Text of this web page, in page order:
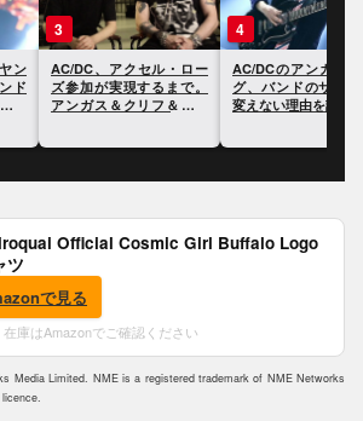
ー
。
ク
4
AC/DCのアンガス・ヤン
グ、バンドのサウンドを
変えない理由を語る
5
AC/DCのアンガス
グ、バンドを決定
ことになったアル
Official Cosmic Girl Buffalo Logo
ツ
で見る
庫はAmazonでご確認ください
Media Limited. NME is a registered trademark of NME Networks